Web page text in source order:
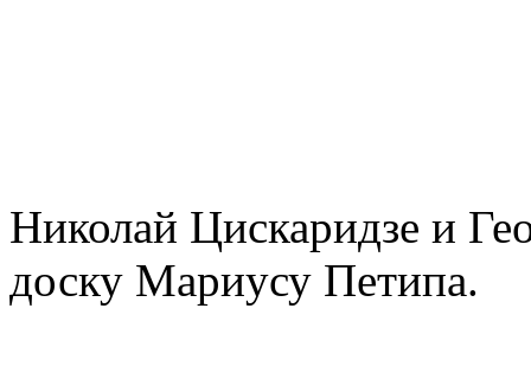
Николай Цискаридзе и
доску Мариусу Петипа.